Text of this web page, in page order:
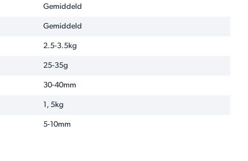
Gemiddeld
Gemiddeld
2.5-3.5kg
25-35g
30-40mm
1, 5kg
5-10mm